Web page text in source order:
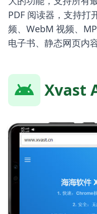
PDF 阅读器，支持打
频、WebM 视频、
电子书、静态网页内
Xvast